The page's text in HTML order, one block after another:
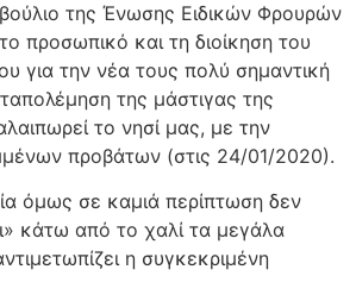
της Ένωσης Ειδικών Φρουρών
προσωπικό και τη διοίκηση του
για την νέα τους πολύ σημαντική
της μάστιγας της
το νησί μας, με την
προβάτων (στις 24/01/2020).
όμως σε καμιά περίπτωση δεν
κάτω από το χαλί τα μεγάλα
η συγκεκριμένη